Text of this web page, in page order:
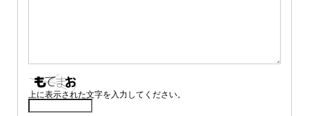
上に表示された文字を入力してください。